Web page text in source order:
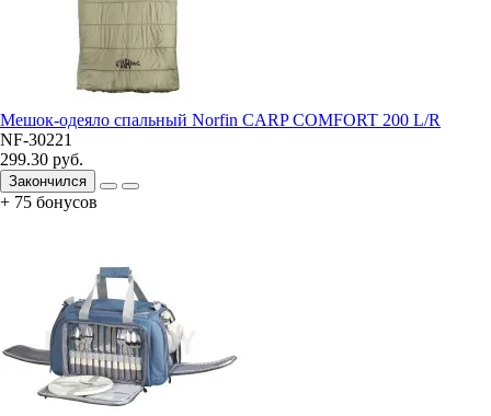
Мешок-одеяло спальный Norfin CARP COMFORT 200 L/R
NF-30221
299.30 руб.
Закончился
+ 75 бонусов